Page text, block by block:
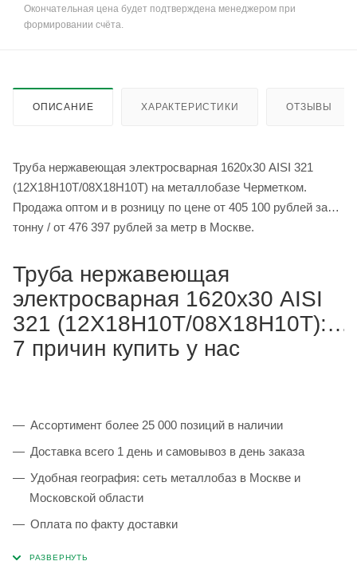
Окончательная цена будет подтверждена менеджером при
формировании счёта.
ОПИСАНИЕ ХАРАКТЕРИСТИКИ ОТЗЫВЫ
Труба нержавеющая электросварная 1620х30 AISI 321
(12Х18Н10Т/08Х18Н10Т) на металлобазе Черметком.
Продажа оптом и в розницу по цене от 405 100 рублей за
тонну / от 476 397 рублей за метр в Москве.
Труба нержавеющая
электросварная 1620х30 AISI
321 (12Х18Н10Т/08Х18Н10Т):
7 причин купить у нас
Ассортимент более 25 000 позиций в наличии
Доставка всего 1 день и самовывоз в день заказа
Удобная география: сеть металлобаз в Москве и
Московской области
Оплата по факту доставки